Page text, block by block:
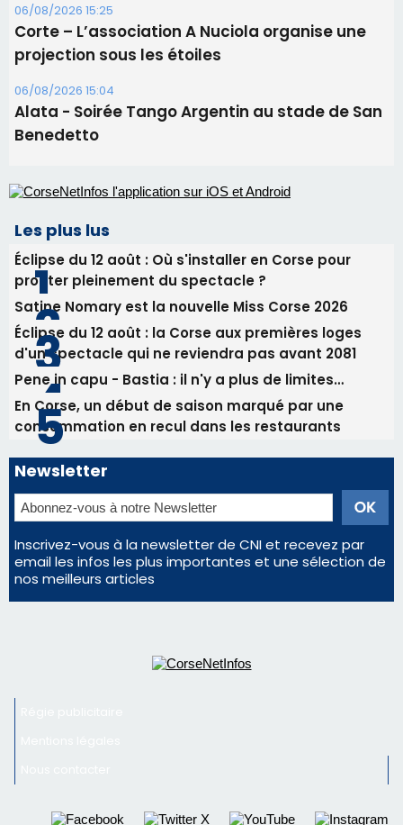
06/08/2026 15:25
Corte – L’association A Nuciola organise une
projection sous les étoiles
06/08/2026 15:04
Alata - Soirée Tango Argentin au stade de San
Benedetto
Les plus lus
Éclipse du 12 août : Où s'installer en Corse pour
profiter pleinement du spectacle ?
Satine Nomary est la nouvelle Miss Corse 2026
Éclipse du 12 août : la Corse aux premières loges
d'un spectacle qui ne reviendra pas avant 2081
Pene in capu - Bastia : il n'y a plus de limites…
En Corse, un début de saison marqué par une
consommation en recul dans les restaurants
Newsletter
Inscrivez-vous à la newsletter de CNI et recevez par
email les infos les plus importantes et une sélection de
nos meilleurs articles